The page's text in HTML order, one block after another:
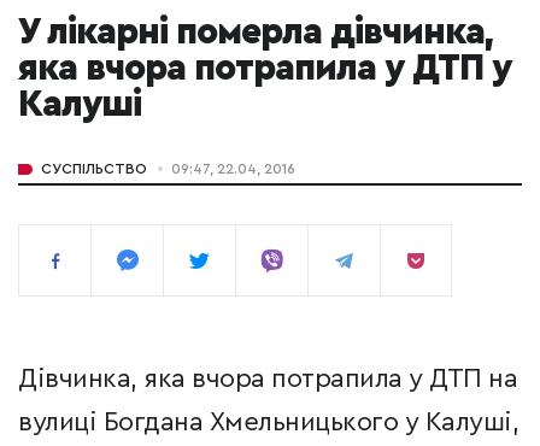
У лікарні померла дівчинка,
яка вчора потрапила у ДТП у
Калуші
СУСПІЛЬСТВО 09:47, 22.04, 2016
Дівчинка, яка вчора потрапила у ДТП на
вулиці Богдана Хмельницького у Калуші,